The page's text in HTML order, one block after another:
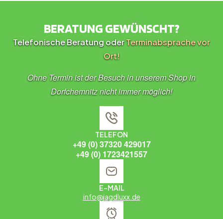
BERATUNG GEWÜNSCHT?
Telefonische Beratung oderTerminabsprache vor
Ort!
Ohne Termin ist der Besuch in unserem Shop in
Dorfchemnitz nicht immer möglich!
TELEFON
+49 (0) 37320 429017
+49 (0) 1723421557
E-MAIL
info@jagdluxx.de